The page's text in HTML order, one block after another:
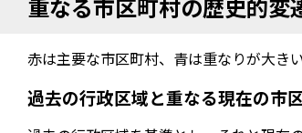
重なる市区町村の歴史的変
赤は主要な市区町村、青は重なりが大き
過去の行政区域と重なる現在の市